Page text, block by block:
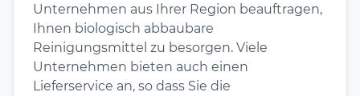
Unternehmen aus Ihrer Region beauftragen,
Ihnen biologisch abbaubare
Reinigungsmittel zu besorgen. Viele
Unternehmen bieten auch einen
Lieferservice an, so dass Sie die